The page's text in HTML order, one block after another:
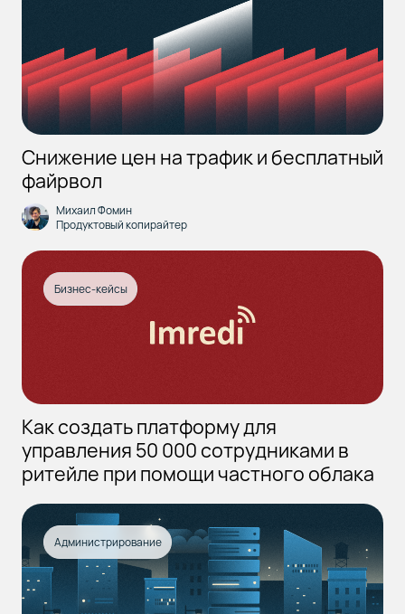
Снижение цен на трафик и бесплатный
файрвол
Михаил Фомин
Продуктовый копирайтер
Бизнес-кейсы
Как создать платформу для
управления 50 000 сотрудниками в
ритейле при помощи частного облака
Администрирование